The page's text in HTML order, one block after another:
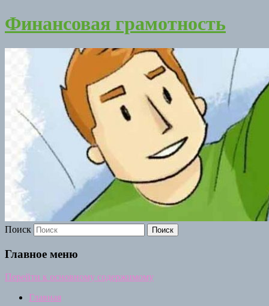
Финансовая грамотность
Поиск
Главное меню
Перейти к основному содержимому
Главная